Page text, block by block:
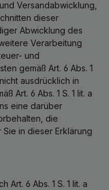
Versandabwicklung,
dieser
Abwicklung des
Verarbeitung
und
gemäß Art. 6 Abs. 1
ausdrücklich in
Art. 6 Abs. 1 S. 1 lit. a
eine darüber
die
in dieser Erklärung
Art. 6 Abs. 1 S. 1 lit. a